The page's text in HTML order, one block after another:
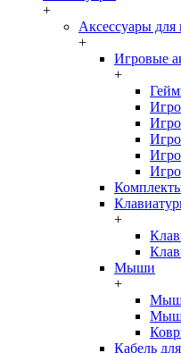
+
Аксессуары для
+
Игровые
+
+
Мыши
+
Кабель